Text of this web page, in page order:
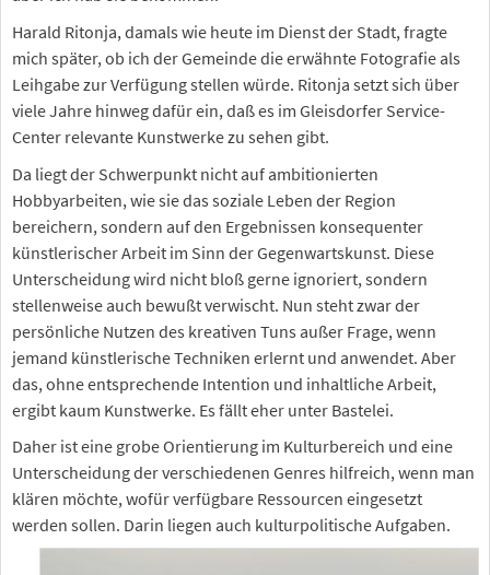
Harald Ritonja, damals wie heute im Dienst der Stadt, fragte
mich später, ob ich der Gemeinde die erwähnte Fotografie als
Leihgabe zur Verfügung stellen würde. Ritonja setzt sich über
viele Jahre hinweg dafür ein, daß es im Gleisdorfer Service-
Center relevante Kunstwerke zu sehen gibt.
Da liegt der Schwerpunkt nicht auf ambitionierten
Hobbyarbeiten, wie sie das soziale Leben der Region
bereichern, sondern auf den Ergebnissen konsequenter
künstlerischer Arbeit im Sinn der Gegenwartskunst. Diese
Unterscheidung wird nicht bloß gerne ignoriert, sondern
stellenweise auch bewußt verwischt. Nun steht zwar der
persönliche Nutzen des kreativen Tuns außer Frage, wenn
jemand künstlerische Techniken erlernt und anwendet. Aber
das, ohne entsprechende Intention und inhaltliche Arbeit,
ergibt kaum Kunstwerke. Es fällt eher unter Bastelei.
Daher ist eine grobe Orientierung im Kulturbereich und eine
Unterscheidung der verschiedenen Genres hilfreich, wenn man
klären möchte, wofür verfügbare Ressourcen eingesetzt
werden sollen. Darin liegen auch kulturpolitische Aufgaben.